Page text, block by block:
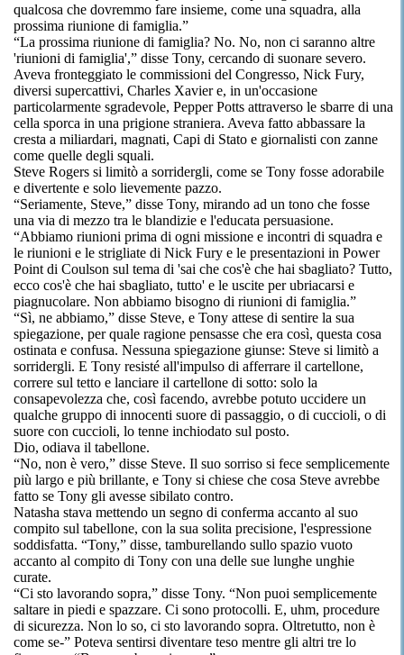
qualcosa che dovremmo fare insieme, come una squadra, alla
prossima riunione di famiglia.”
“La prossima riunione di famiglia? No. No, non ci saranno altre
'riunioni di famiglia',” disse Tony, cercando di suonare severo.
Aveva fronteggiato le commissioni del Congresso, Nick Fury,
diversi supercattivi, Charles Xavier e, in un'occasione
particolarmente sgradevole, Pepper Potts attraverso le sbarre di una
cella sporca in una prigione straniera. Aveva fatto abbassare la
cresta a miliardari, magnati, Capi di Stato e giornalisti con zanne
come quelle degli squali.
Steve Rogers si limitò a sorridergli, come se Tony fosse adorabile
e divertente e solo lievemente pazzo.
“Seriamente, Steve,” disse Tony, mirando ad un tono che fosse
una via di mezzo tra le blandizie e l'educata persuasione.
“Abbiamo riunioni prima di ogni missione e incontri di squadra e
le riunioni e le strigliate di Nick Fury e le presentazioni in Power
Point di Coulson sul tema di 'sai che cos'è che hai sbagliato? Tutto,
ecco cos'è che hai sbagliato, tutto' e le uscite per ubriacarsi e
piagnucolare. Non abbiamo bisogno di riunioni di famiglia.”
“Sì, ne abbiamo,” disse Steve, e Tony attese di sentire la sua
spiegazione, per quale ragione pensasse che era così, questa cosa
ostinata e confusa. Nessuna spiegazione giunse: Steve si limitò a
sorridergli. E Tony resisté all'impulso di afferrare il cartellone,
correre sul tetto e lanciare il cartellone di sotto: solo la
consapevolezza che, così facendo, avrebbe potuto uccidere un
qualche gruppo di innocenti suore di passaggio, o di cuccioli, o di
suore con cuccioli, lo tenne inchiodato sul posto.
Dio, odiava il tabellone.
“No, non è vero,” disse Steve. Il suo sorriso si fece semplicemente
più largo e più brillante, e Tony si chiese che cosa Steve avrebbe
fatto se Tony gli avesse sibilato contro.
Natasha stava mettendo un segno di conferma accanto al suo
compito sul tabellone, con la sua solita precisione, l'espressione
soddisfatta. “Tony,” disse, tamburellando sullo spazio vuoto
accanto al compito di Tony con una delle sue lunghe unghie
curate.
“Ci sto lavorando sopra,” disse Tony. “Non puoi semplicemente
saltare in piedi e spazzare. Ci sono protocolli. E, uhm, procedure
di sicurezza. Non lo so, ci sto lavorando sopra. Oltretutto, non è
come se-” Poteva sentirsi diventare teso mentre gli altri tre lo